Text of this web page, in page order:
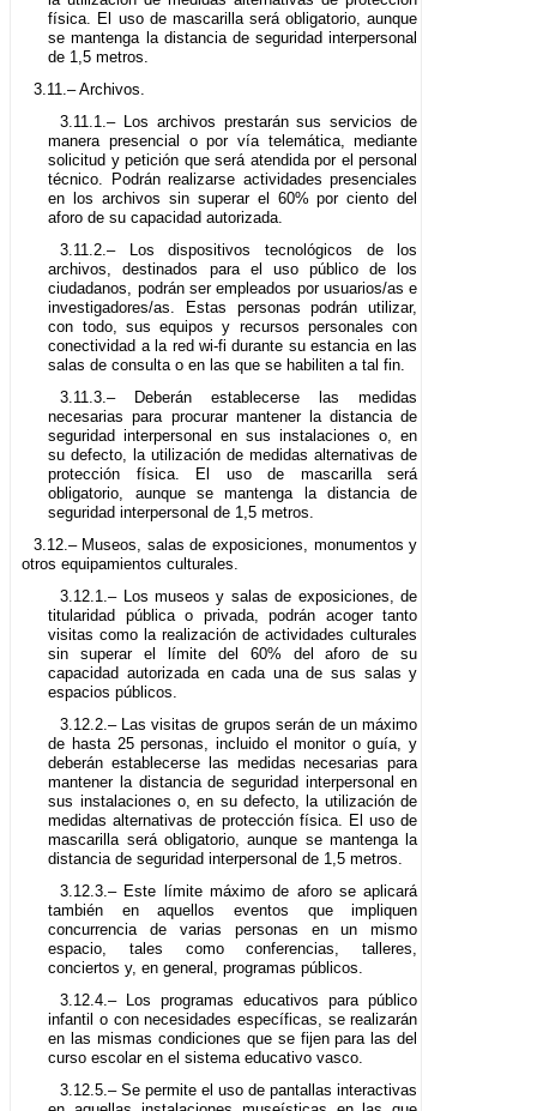
física. El uso de mascarilla será obligatorio, aunque
se mantenga la distancia de seguridad interpersonal
de 1,5 metros.
3.11.– Archivos.
3.11.1.– Los archivos prestarán sus servicios de
manera presencial o por vía telemática, mediante
solicitud y petición que será atendida por el personal
técnico. Podrán realizarse actividades presenciales
en los archivos sin superar el 60% por ciento del
aforo de su capacidad autorizada.
3.11.2.– Los dispositivos tecnológicos de los
archivos, destinados para el uso público de los
ciudadanos, podrán ser empleados por usuarios/as e
investigadores/as. Estas personas podrán utilizar,
con todo, sus equipos y recursos personales con
conectividad a la red wi-fi durante su estancia en las
salas de consulta o en las que se habiliten a tal fin.
3.11.3.– Deberán establecerse las medidas
necesarias para procurar mantener la distancia de
seguridad interpersonal en sus instalaciones o, en
su defecto, la utilización de medidas alternativas de
protección física. El uso de mascarilla será
obligatorio, aunque se mantenga la distancia de
seguridad interpersonal de 1,5 metros.
3.12.– Museos, salas de exposiciones, monumentos y
otros equipamientos culturales.
3.12.1.– Los museos y salas de exposiciones, de
titularidad pública o privada, podrán acoger tanto
visitas como la realización de actividades culturales
sin superar el límite del 60% del aforo de su
capacidad autorizada en cada una de sus salas y
espacios públicos.
3.12.2.– Las visitas de grupos serán de un máximo
de hasta 25 personas, incluido el monitor o guía, y
deberán establecerse las medidas necesarias para
mantener la distancia de seguridad interpersonal en
sus instalaciones o, en su defecto, la utilización de
medidas alternativas de protección física. El uso de
mascarilla será obligatorio, aunque se mantenga la
distancia de seguridad interpersonal de 1,5 metros.
3.12.3.– Este límite máximo de aforo se aplicará
también en aquellos eventos que impliquen
concurrencia de varias personas en un mismo
espacio, tales como conferencias, talleres,
conciertos y, en general, programas públicos.
3.12.4.– Los programas educativos para público
infantil o con necesidades específicas, se realizarán
en las mismas condiciones que se fijen para las del
curso escolar en el sistema educativo vasco.
3.12.5.– Se permite el uso de pantallas interactivas